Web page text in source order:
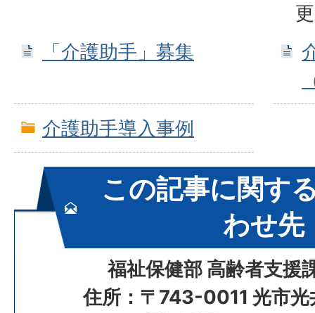
「介護助手」募集
介護助手導入事例
この記事に関す
わせ先
福祉保健部 高齢者支援
住所：〒743-0011 光市光